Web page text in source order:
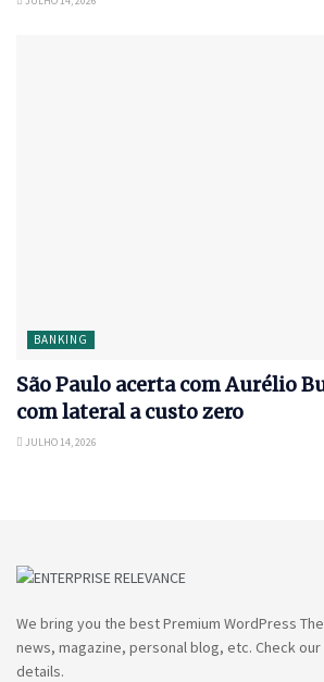
BANKING
São Paulo acerta com Aurélio
com lateral a custo zero
JULHO 14, 2026
We bring you the best Premium WordPress
news, magazine, personal blog, etc. Check
details.